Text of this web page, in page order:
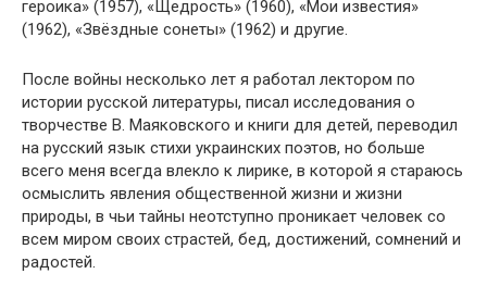
героика» (1957), «Щедрость» (1960), «Мои известия»
(1962), «Звёздные сонеты» (1962) и другие.
После войны несколько лет я работал лектором по
истории русской литературы, писал исследования о
творчестве В. Маяковского и книги для детей, переводил
на русский язык стихи украинских поэтов, но больше
всего меня всегда влекло к лирике, в которой я стараюсь
осмыслить явления общественной жизни и жизни
природы, в чьи тайны неотступно проникает человек со
всем миром своих страстей, бед, достижений, сомнений и
радостей.